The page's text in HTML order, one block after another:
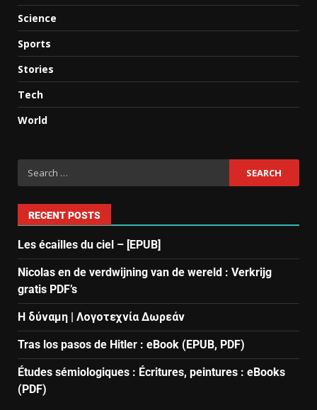
Science
Sports
Stories
Tech
World
RECENT POSTS
Les écailles du ciel – [EPUB]
Nicolas en de verdwijning van de wereld : Verkrijg
gratis PDF’s
Η δύναμη | Λογοτεχνία Δωρεάν
Tras los pasos de Hitler : eBook (EPUB, PDF)
Études sémiologiques : Écritures, peintures : eBooks
(PDF)